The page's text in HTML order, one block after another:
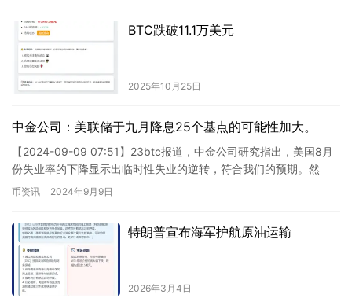
BTC跌破11.1万美元
2025年10月25日
中金公司：美联储于九月降息25个基点的可能性加大。
【2024-09-09 07:51】23btc报道，中金公司研究指出，美国8月
份失业率的下降显示出临时性失业的逆转，符合我们的预期。然
而，新增非农就业人数减缓，表明企业对劳动力的需…
币资讯 2024年9月9日
特朗普宣布海军护航原油运输
2026年3月4日